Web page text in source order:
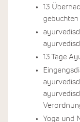
13
13 Tage
Yoga und